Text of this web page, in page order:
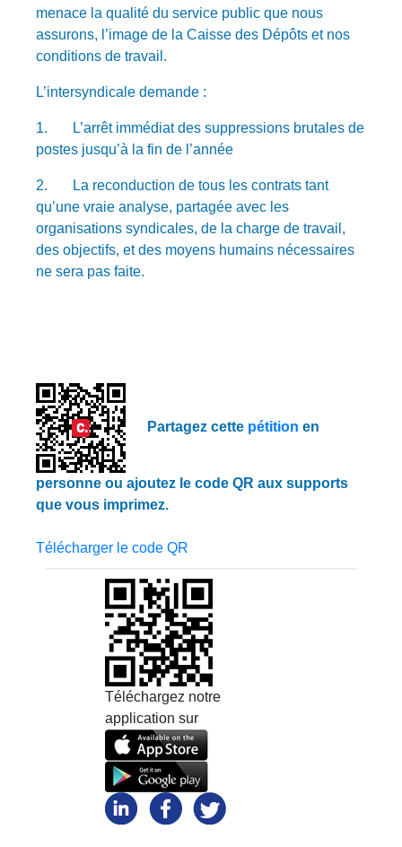
menace la qualité du service public que nous
assurons, l’image de la Caisse des Dépôts et nos
conditions de travail.
L’intersyndicale demande :
1. L’arrêt immédiat des suppressions brutales de
postes jusqu’à la fin de l’année
2. La reconduction de tous les contrats tant
qu’une vraie analyse, partagée avec les
organisations syndicales, de la charge de travail,
des objectifs, et des moyens humains nécessaires
ne sera pas faite.
Partagez cette pétition en
personne ou ajoutez le code QR aux supports
que vous imprimez.
Télécharger le code QR
Téléchargez notre
application sur